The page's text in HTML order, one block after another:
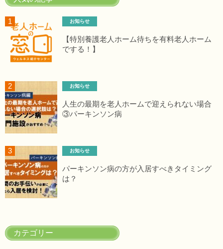
【特別養護老人ホーム待ちを有料老人ホーム
でする！】
お知らせ
人生の最期を老人ホームで迎えられない場合
③パーキンソン病
お知らせ
パーキンソン病の方が入居すべきタイミング
は？
お知らせ
カテゴリー